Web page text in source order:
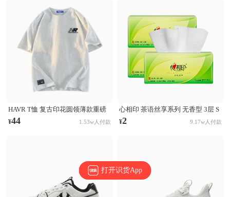
HAVR T恤 复古印花圆领薄款重磅
纯棉短袖T恤 21A2201T923 白花灰
¥44 1.53w人付款
心相印 茶语丝享系列 无香型 3层 S
码 132×190mm 抽纸
¥2 9.17w人付款
打开识货App